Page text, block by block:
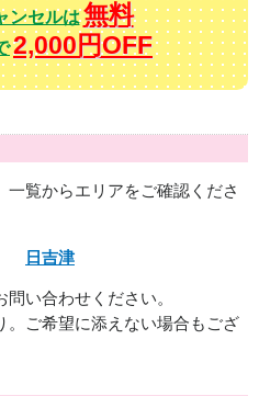
ンセルは無料
2,000円OFF
覧からエリアをご確認くださ
日吉津
い合わせください。
。ご希望に添えない場合もござ